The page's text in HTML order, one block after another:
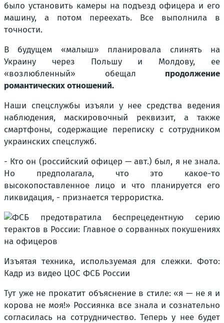
было установить камеры на подъезд офицера и его
машину, а потом переехать. Все выполнила в
точности.
В будущем «малыш» планировала слинять на
Украину через Польшу и Молдову, ее
«возлюбленный» обещал продолжение
романтических отношений.
Наши спецслужбы изъяли у нее средства ведения
наблюдения, маскировочный реквизит, а также
смартфоны, содержащие переписку с сотрудником
украинских спецслужб.
- Кто он (российский офицер — авт.) был, я не знала.
Но предполагала, что это какое-то
высокопоставленное лицо и что планируется его
ликвидация, - признается террористка.
Изъятая техника, используемая для слежки. Фото:
Кадр из видео ЦОС ФСБ России
Тут уже не прокатит объяснение в стиле: «я — не я и
корова не моя!» Россиянка все знала и сознательно
согласилась на сотрудничество. Теперь у нее будет